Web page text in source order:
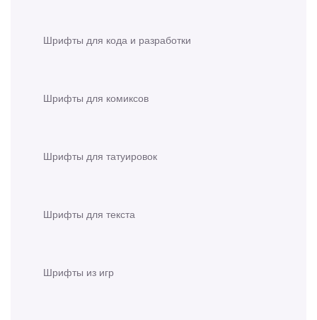
Шрифты для кода и разработки
Шрифты для комиксов
Шрифты для татуировок
Шрифты для текста
Шрифты из игр